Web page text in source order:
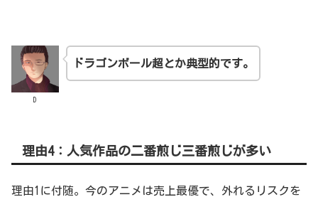
D
ドラゴンボール超とか典型的です。
理由4：人気作品の二番煎じ三番煎じが多い
理由1に付随。今のアニメは売上最優で、外れるリスクを